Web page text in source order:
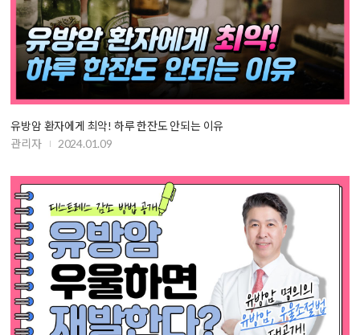
유방암 환자에게 최악! 하루 한잔도 안되는 이유
관리자
2024.01.09